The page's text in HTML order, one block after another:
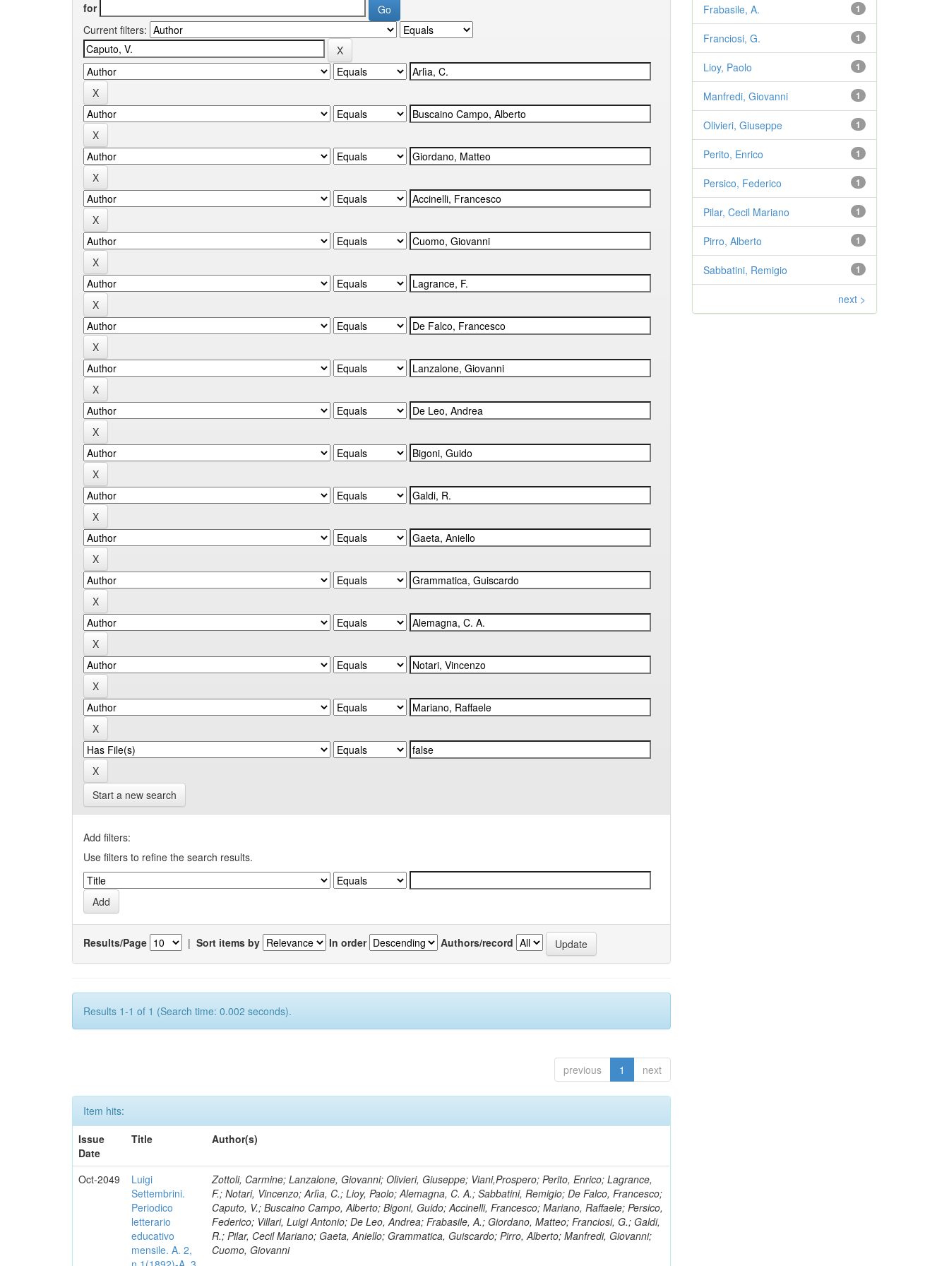
for
Current filters:
Start a new search
Add filters:
Use filters to refine the search results.
Results/Page | Sort items by In order Authors/record
Results 1-1 of 1 (Search time: 0.002 seconds).
previous 1 next
Item hits:
Issue
Date
Title Author(s)
Oct-2049
Luigi
Settembrini.
Periodico
letterario
educativo
mensile. A. 2,
Zottoli, Carmine; Lanzalone, Giovanni; Olivieri, Giuseppe; Viani,Prospero; Perito, Enrico; Lagrance,
F.; Notari, Vincenzo; Arlìa, C.; Lioy, Paolo; Alemagna, C. A.; Sabbatini, Remigio; De Falco, Francesco;
Caputo, V.; Buscaino Campo, Alberto; Bigoni, Guido; Accinelli, Francesco; Mariano, Raffaele; Persico,
Federico; Villari, Luigi Antonio; De Leo, Andrea; Frabasile, A.; Giordano, Matteo; Franciosi, G.; Galdi,
R.; Pilar, Cecil Mariano; Gaeta, Aniello; Grammatica, Guiscardo; Pirro, Alberto; Manfredi, Giovanni;
Cuomo, Giovanni
1
Frabasile, A.
1
Franciosi, G.
1
Lioy, Paolo
1
Manfredi, Giovanni
1
Olivieri, Giuseppe
1
Perito, Enrico
1
Persico, Federico
1
Pilar, Cecil Mariano
1
Pirro, Alberto
1
Sabbatini, Remigio
next >